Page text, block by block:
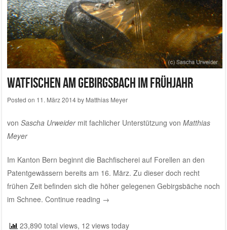
Watfischen am Gebirgsbach im Frühjahr
Posted on 11. März 2014by Matthias Meyer
von Sascha Urweidermit fachlicher Unterstützung von Matthias
Meyer
Im Kanton Bern beginnt die Bachfischerei auf Forellen an den
Patentgewässern bereits am 16. März. Zu dieser doch recht
frühen Zeit befinden sich die höher gelegenen Gebirgsbäche noch
im Schnee. Continue reading →
23,890 total views, 12 views today